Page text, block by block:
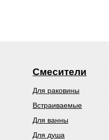
Смесители
Встраиваемые
Для ванны
Для душа
Для раковины